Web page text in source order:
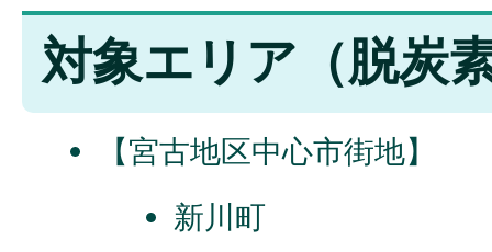
対象エリア（脱炭
【宮古地区中心市街地】
新川町